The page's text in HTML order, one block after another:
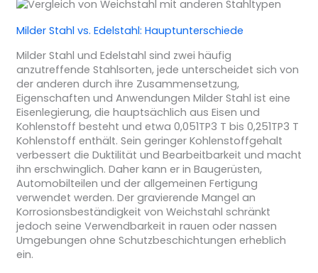
Milder Stahl vs. Edelstahl: Hauptunterschiede
Milder Stahl und Edelstahl sind zwei häufig
anzutreffende Stahlsorten, jede unterscheidet sich von
der anderen durch ihre Zusammensetzung,
Eigenschaften und Anwendungen Milder Stahl ist eine
Eisenlegierung, die hauptsächlich aus Eisen und
Kohlenstoff besteht und etwa 0,051TP3 T bis 0,251TP3 T
Kohlenstoff enthält. Sein geringer Kohlenstoffgehalt
verbessert die Duktilität und Bearbeitbarkeit und macht
ihn erschwinglich. Daher kann er in Baugerüsten,
Automobilteilen und der allgemeinen Fertigung
verwendet werden. Der gravierende Mangel an
Korrosionsbeständigkeit von Weichstahl schränkt
jedoch seine Verwendbarkeit in rauen oder nassen
Umgebungen ohne Schutzbeschichtungen erheblich
ein.